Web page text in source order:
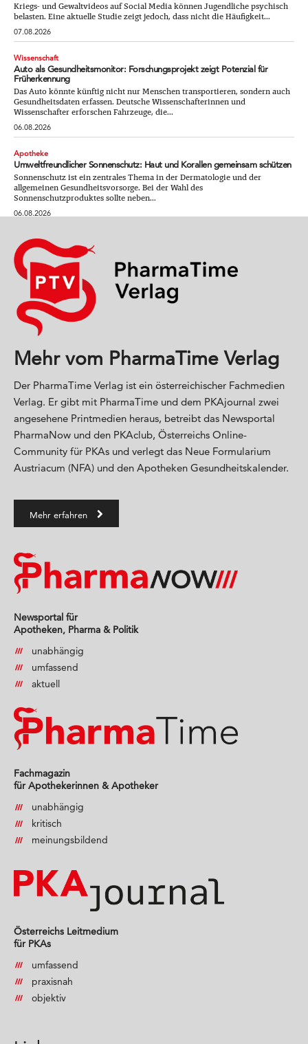
Kriegs- und Gewaltvideos auf Social Media können Jugendliche psychisch
belasten. Eine aktuelle Studie zeigt jedoch, dass nicht die Häufigkeit...
07.08.2026
Wissenschaft
Auto als Gesundheitsmonitor: Forschungsprojekt zeigt Potenzial für
Früherkennung
Das Auto könnte künftig nicht nur Menschen transportieren, sondern auch
Gesundheitsdaten erfassen. Deutsche Wissenschafterinnen und
Wissenschafter erforschen Fahrzeuge, die...
06.08.2026
Apotheke
Umweltfreundlicher Sonnenschutz: Haut und Korallen gemeinsam schützen
Sonnenschutz ist ein zentrales Thema in der Dermatologie und der
allgemeinen Gesundheitsvorsorge. Bei der Wahl des
Sonnenschutzproduktes sollte neben...
06.08.2026
Mehr vom PharmaTime Verlag
Der PharmaTime Verlag ist ein österreichischer Fachmedien
Verlag. Er gibt mit PharmaTime und dem PKAjournal zwei
angesehene Printmedien heraus, betreibt das Newsportal
PharmaNow und den PKAclub, Österreichs Online-
Community für PKAs und verlegt das Neue Formularium
Austriacum (NFA) und den Apotheken Gesundheitskalender.
Mehr erfahren
Newsportal für
Apotheken, Pharma & Politik
unabhängig
umfassend
aktuell
Fachmagazin
für Apothekerinnen & Apotheker
unabhängig
kritisch
meinungsbildend
Österreichs Leitmedium
für PKAs
umfassend
praxisnah
objektiv